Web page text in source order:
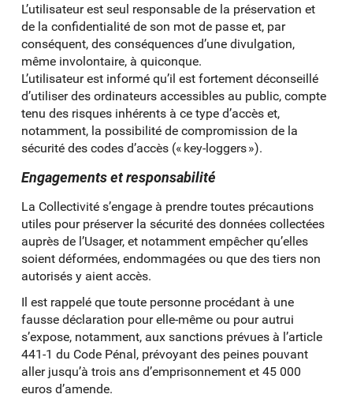
L’utilisateur est seul responsable de la préservation et
de la confidentialité de son mot de passe et, par
conséquent, des conséquences d’une divulgation,
même involontaire, à quiconque.
L’utilisateur est informé qu’il est fortement déconseillé
d’utiliser des ordinateurs accessibles au public, compte
tenu des risques inhérents à ce type d’accès et,
notamment, la possibilité de compromission de la
sécurité des codes d’accès (« key-loggers »).
Engagements et responsabilité
La Collectivité s’engage à prendre toutes précautions
utiles pour préserver la sécurité des données collectées
auprès de l’Usager, et notamment empêcher qu’elles
soient déformées, endommagées ou que des tiers non
autorisés y aient accès.
Il est rappelé que toute personne procédant à une
fausse déclaration pour elle-même ou pour autrui
s’expose, notamment, aux sanctions prévues à l’article
441-1 du Code Pénal, prévoyant des peines pouvant
aller jusqu’à trois ans d’emprisonnement et 45 000
euros d’amende.